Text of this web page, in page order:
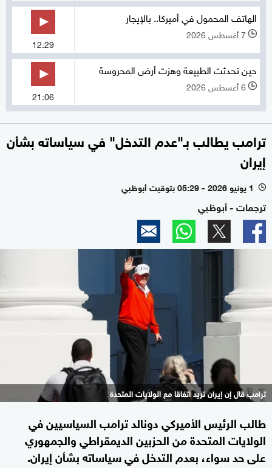
الهاتف المحمول في أميركا.. بالإيجار
l 7 أغسطس 2026
12:29
حين تحدثت الطبيعة وهزت أرض المحروسة
l 6 أغسطس 2026
21:06
ترامب يطالب بـ"عدم التدخل" في سياساته بشأن
إيران
l 1 يونيو 2026 - 05:29 بتوقيت أبوظبي
ترجمات - أبوظبي
ترامب قال إن إيران تريد اتفاقا مع الولايات المتحدة
طالب الرئيس الأميركي دونالد ترامب السياسيين في
الولايات المتحدة من الحزبين الديمقراطي والجمهوري
على حد سواء، بعدم التدخل في سياساته بشأن إيران.